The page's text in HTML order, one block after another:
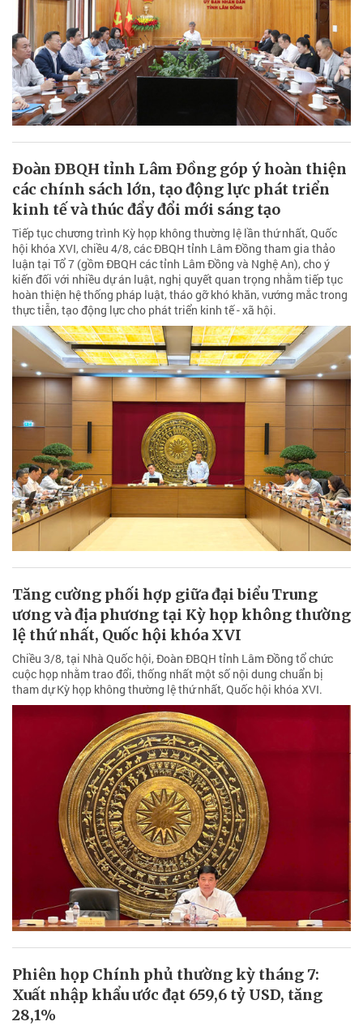
Đoàn ĐBQH tỉnh Lâm Đồng góp ý hoàn thiện
các chính sách lớn, tạo động lực phát triển
kinh tế và thúc đẩy đổi mới sáng tạo
Tiếp tục chương trình Kỳ họp không thường lệ lần thứ nhất, Quốc
hội khóa XVI, chiều 4/8, các ĐBQH tỉnh Lâm Đồng tham gia thảo
luận tại Tổ 7 (gồm ĐBQH các tỉnh Lâm Đồng và Nghệ An), cho ý
kiến đối với nhiều dự án luật, nghị quyết quan trọng nhằm tiếp tục
hoàn thiện hệ thống pháp luật, tháo gỡ khó khăn, vướng mắc trong
thực tiễn, tạo động lực cho phát triển kinh tế - xã hội.
Tăng cường phối hợp giữa đại biểu Trung
ương và địa phương tại Kỳ họp không thường
lệ thứ nhất, Quốc hội khóa XVI
Chiều 3/8, tại Nhà Quốc hội, Đoàn ĐBQH tỉnh Lâm Đồng tổ chức
cuộc họp nhằm trao đổi, thống nhất một số nội dung chuẩn bị
tham dự Kỳ họp không thường lệ thứ nhất, Quốc hội khóa XVI.
Phiên họp Chính phủ thường kỳ tháng 7:
Xuất nhập khẩu ước đạt 659,6 tỷ USD, tăng
28,1%